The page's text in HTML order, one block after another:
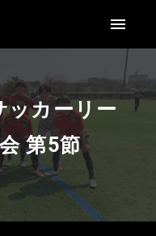
ッカーリー
第5節